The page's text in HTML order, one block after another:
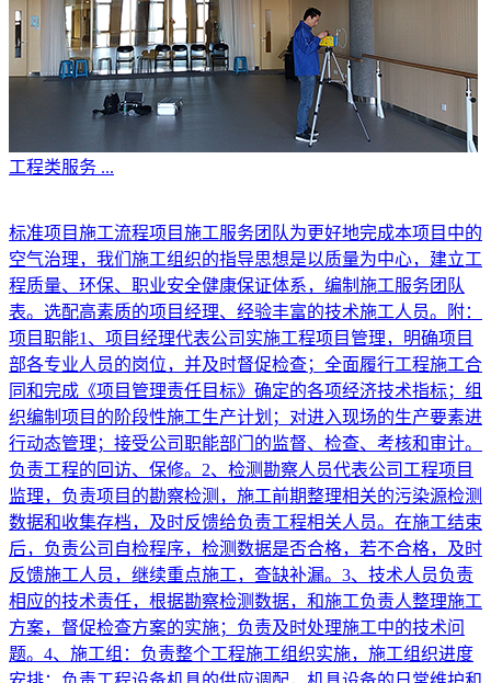
工程类服务 ...
标准项目施工流程项目施工服务团队为更好地完成本项目中的
空气治理，我们施工组织的指导思想是以质量为中心，建立工
程质量、环保、职业安全健康保证体系，编制施工服务团队
表。选配高素质的项目经理、经验丰富的技术施工人员。附：
项目职能1、项目经理代表公司实施工程项目管理，明确项目
部各专业人员的岗位，并及时督促检查；全面履行工程施工合
同和完成《项目管理责任目标》确定的各项经济技术指标；组
织编制项目的阶段性施工生产计划；对进入现场的生产要素进
行动态管理；接受公司职能部门的监督、检查、考核和审计。
负责工程的回访、保修。2、检测勘察人员代表公司工程项目
监理，负责项目的勘察检测，施工前期整理相关的污染源检测
数据和收集存档，及时反馈给负责工程相关人员。在施工结束
后，负责公司自检程序，检测数据是否合格，若不合格，及时
反馈施工人员，继续重点施工，查缺补漏。3、技术人员负责
相应的技术责任，根据勘察检测数据，和施工负责人整理施工
方案，督促检查方案的实施；负责及时处理施工中的技术问
题。4、施工组：负责整个工程施工组织实施，施工组织进度